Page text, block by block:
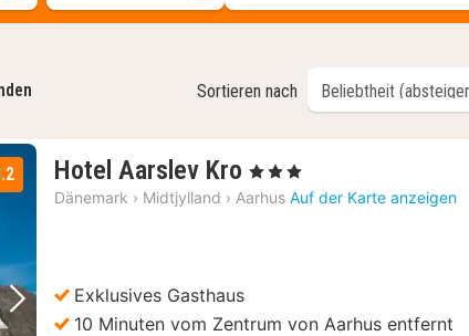
Sortieren nach
Nächstes Bild
Hotel Aarslev Kro 1
Nacht
, 3 Sterne
Dänemark › Midtjylland › Aarhus Auf der Karte anzeigen
Exklusives Gasthaus
10 Minuten vom Zentrum von Aarhus entfernt